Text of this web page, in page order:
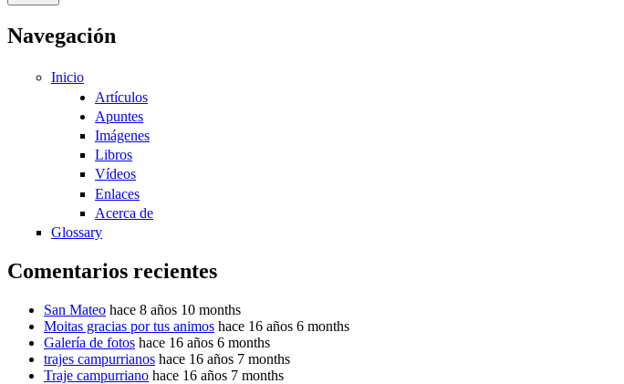
Navegación
Inicio
Artículos
Apuntes
Imágenes
Libros
Vídeos
Enlaces
Acerca de
Glossary
Comentarios recientes
San Mateo hace 8 años 10 months
Moitas gracias por tus animos hace 16 años 6 months
Galería de fotos hace 16 años 6 months
trajes campurrianos hace 16 años 7 months
Traje campurriano hace 16 años 7 months